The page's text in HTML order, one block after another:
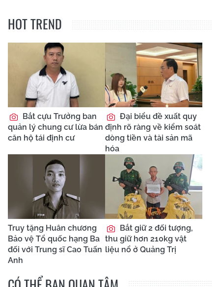
HOT TREND
Bắt cựu Trưởng ban
quản lý chung cư lừa bán
căn hộ tái định cư
Đại biểu đề xuất quy
định rõ ràng về kiểm soát
dòng tiền và tài sản mã
hóa
Truy tặng Huân chương
Bảo vệ Tổ quốc hạng Ba
đối với Trung sĩ Cao Tuấn
Anh
Bắt giữ 2 đối tượng,
thu giữ hơn 210kg vật
liệu nổ ở Quảng Trị